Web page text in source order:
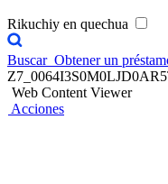
Rikuchiy en quechua
Buscar Obtener un
Web Content Viewer
Acciones